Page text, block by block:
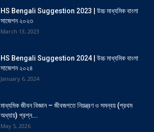
HS Bengali Suggestion 2023 | উচ্চ মাধ্যমিক বাংলা
সাজেশন ২০২৩
March 13, 2023
HS Bengali Suggestion 2024 | উচ্চ মাধ্যমিক বাংলা
সাজেশন ২০২৪
January 6, 2024
মাধ্যমিক জীবন বিজ্ঞান – জীবজগতে নিয়ন্ত্রণ ও সমন্বয় (প্রথম
অধ্যায়) প্রশ্ন...
May 5, 2026